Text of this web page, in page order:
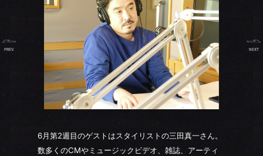
6月第2週目のゲストはスタイリストの三田真一さん。
数多くのCMやミュージックビデオ、雑誌、アーティ
PREV. NEXT